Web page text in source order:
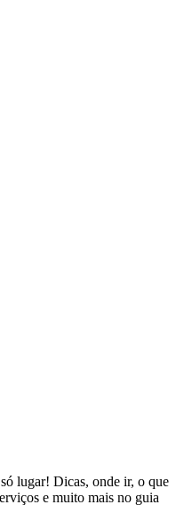
lugar! Dicas, onde ir, o que
e muito mais no guia